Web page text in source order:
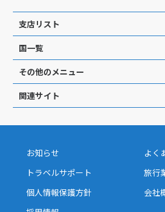
支店リスト
国一覧
その他のメニュー
関連サイト
お知らせ
よく
トラベルサポート
旅行
個人情報保護方針
会社